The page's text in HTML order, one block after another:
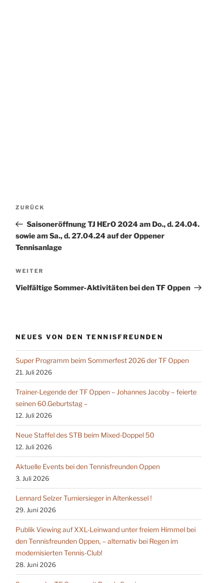
Vorheriger
ZURÜCK
Saisoneröffnung TJ HErO 2024 am Do., d. 24.04.
sowie am Sa., d. 27.04.24 auf der Oppener
Tennisanlage
Nächster
WEITER
Vielfältige Sommer-Aktivitäten bei den TF Oppen
NEUES VON DEN TENNISFREUNDEN
Super Programm beim Sommerfest 2026 der TF Oppen
21. Juli 2026
Trainer-Legende der TF Oppen – Johannes Jacoby – feierte
seinen 60.Geburtstag –
12. Juli 2026
Neue Staffel des STB beim Mixed-Doppel 50
12. Juli 2026
Aktuelle Events bei den Tennisfreunden Oppen
3. Juli 2026
Lennard Selzer Turniersieger in Altenkessel !
29. Juni 2026
Publik Viewing auf XXL-Leinwand unter freiem Himmel bei
den Tennisfreunden Oppen, – alternativ bei Regen im
modernisierten Tennis-Club!
28. Juni 2026